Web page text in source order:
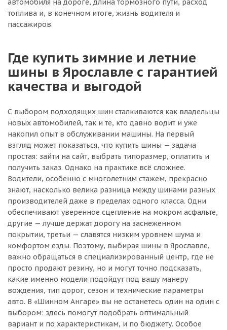
автомобиля на дороге, длина тормозного пути, расход
топлива и, в конечном итоге, жизнь водителя и
пассажиров.
Где купить зимние и летние
шины в Ярославле с гарантией
качества и выгодой
С выбором подходящих шин сталкиваются как владельцы
новых автомобилей, так и те, кто давно водит и уже
накопил опыт в обслуживании машины. На первый
взгляд может показаться, что купить шины — задача
простая: зайти на сайт, выбрать типоразмер, оплатить и
получить заказ. Однако на практике всё сложнее.
Водители, особенно с многолетним стажем, прекрасно
знают, насколько велика разница между шинами разных
производителей даже в пределах одного класса. Одни
обеспечивают уверенное сцепление на мокром асфальте,
другие — лучше держат дорогу на заснеженном
покрытии, третьи — славятся низким уровнем шума и
комфортом езды. Поэтому, выбирая шины в Ярославле,
важно обращаться в специализированный центр, где не
просто продают резину, но и могут точно подсказать,
какие именно модели подойдут под вашу манеру
вождения, тип дорог, сезон и технические параметры
авто. В «Шинном Ангаре» вы не останетесь один на один с
выбором: здесь помогут подобрать оптимальный
вариант и по характеристикам, и по бюджету. Особое